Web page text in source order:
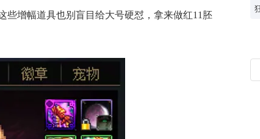
些增幅道具也别盲目给大号硬怼，拿来做红11胚